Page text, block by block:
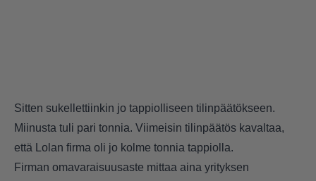
Sitten sukellettiinkin jo tappiolliseen tilinpäätökseen.
Miinusta tuli pari tonnia. Viimeisin tilinpäätös kavaltaa,
että Lolan firma oli jo kolme tonnia tappiolla.
Firman omavaraisuusaste mittaa aina yrityksen